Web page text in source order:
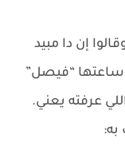
إن دا مبيد
“فيصل”
عرفته يعني.